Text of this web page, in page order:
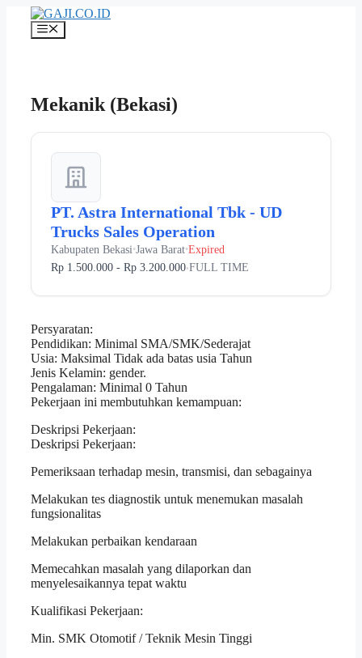
Langsung
Menu
Mekanik (Bekasi)
PT. Astra International Tbk - UD
Trucks Sales Operation
Kabupaten Bekasi•Jawa Barat•Expired
Rp 1.500.000 - Rp 3.200.000•FULL TIME
Persyaratan:
Pendidikan: Minimal SMA/SMK/Sederajat
Usia: Maksimal Tidak ada batas usia Tahun
Jenis Kelamin: gender.
Pengalaman: Minimal 0 Tahun
Pekerjaan ini membutuhkan kemampuan:
Deskripsi Pekerjaan:
Deskripsi Pekerjaan:
Pemeriksaan terhadap mesin, transmisi, dan sebagainya
Melakukan tes diagnostik untuk menemukan masalah
fungsionalitas
Melakukan perbaikan kendaraan
Memecahkan masalah yang dilaporkan dan
menyelesaikannya tepat waktu
Kualifikasi Pekerjaan:
Min. SMK Otomotif / Teknik Mesin Tinggi